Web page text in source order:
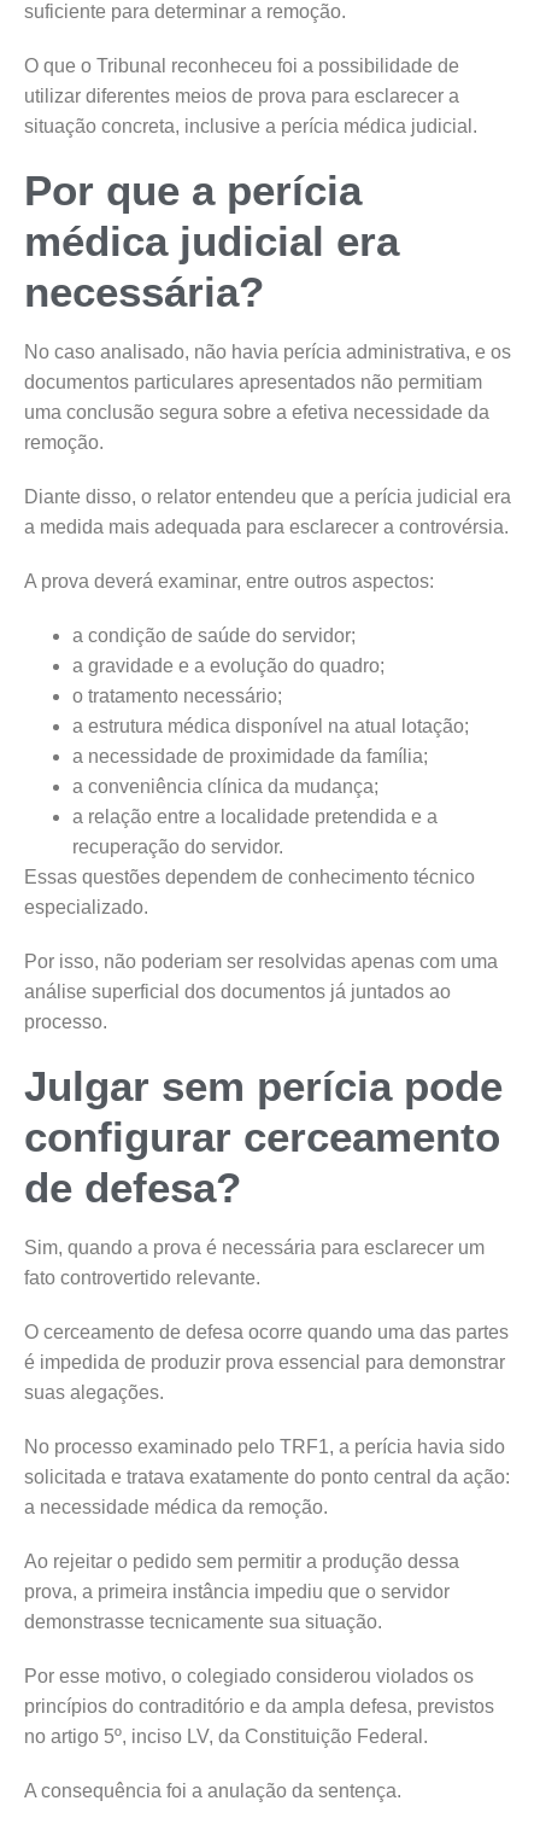
suficiente para determinar a remoção.
O que o Tribunal reconheceu foi a possibilidade de
utilizar diferentes meios de prova para esclarecer a
situação concreta, inclusive a perícia médica judicial.
Por que a perícia
médica judicial era
necessária?
No caso analisado, não havia perícia administrativa, e os
documentos particulares apresentados não permitiam
uma conclusão segura sobre a efetiva necessidade da
remoção.
Diante disso, o relator entendeu que a perícia judicial era
a medida mais adequada para esclarecer a controvérsia.
A prova deverá examinar, entre outros aspectos:
a condição de saúde do servidor;
a gravidade e a evolução do quadro;
o tratamento necessário;
a estrutura médica disponível na atual lotação;
a necessidade de proximidade da família;
a conveniência clínica da mudança;
a relação entre a localidade pretendida e a
recuperação do servidor.
Essas questões dependem de conhecimento técnico
especializado.
Por isso, não poderiam ser resolvidas apenas com uma
análise superficial dos documentos já juntados ao
processo.
Julgar sem perícia pode
configurar cerceamento
de defesa?
Sim, quando a prova é necessária para esclarecer um
fato controvertido relevante.
O cerceamento de defesa ocorre quando uma das partes
é impedida de produzir prova essencial para demonstrar
suas alegações.
No processo examinado pelo TRF1, a perícia havia sido
solicitada e tratava exatamente do ponto central da ação:
a necessidade médica da remoção.
Ao rejeitar o pedido sem permitir a produção dessa
prova, a primeira instância impediu que o servidor
demonstrasse tecnicamente sua situação.
Por esse motivo, o colegiado considerou violados os
princípios do contraditório e da ampla defesa, previstos
no artigo 5º, inciso LV, da Constituição Federal.
A consequência foi a anulação da sentença.